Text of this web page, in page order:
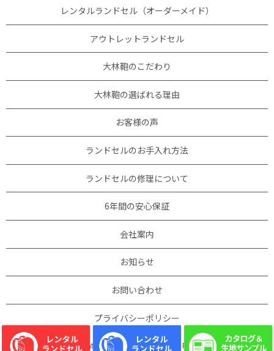
レンタルランドセル（オーダーメイド）
アウトレットランドセル
大林鞄のこだわり
大林鞄の選ばれる理由
お客様の声
ランドセルのお手入れ方法
ランドセルの修理について
6年間の安心保証
会社案内
お知らせ
お問い合わせ
プライバシーポリシー
Copyright © 大林鞄製作所 All Rights Reserved.